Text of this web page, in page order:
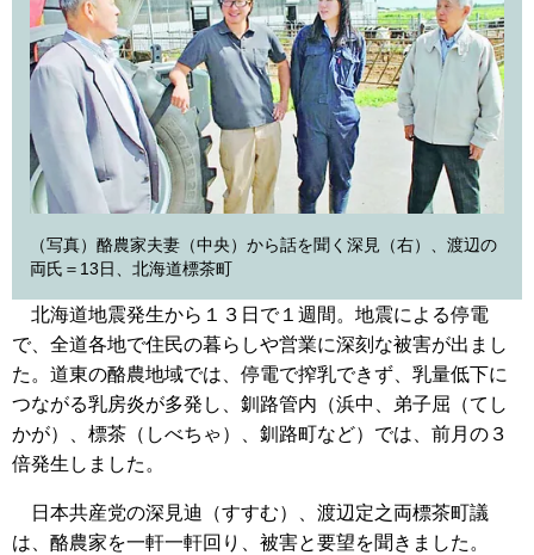
（写真）酪農家夫妻（中央）から話を聞く深見（右）、渡辺の
両氏＝13日、北海道標茶町
北海道地震発生から１３日で１週間。地震による停電
で、全道各地で住民の暮らしや営業に深刻な被害が出まし
た。道東の酪農地域では、停電で搾乳できず、乳量低下に
つながる乳房炎が多発し、釧路管内（浜中、弟子屈（てし
かが）、標茶（しべちゃ）、釧路町など）では、前月の３
倍発生しました。
日本共産党の深見迪（すすむ）、渡辺定之両標茶町議
は、酪農家を一軒一軒回り、被害と要望を聞きました。